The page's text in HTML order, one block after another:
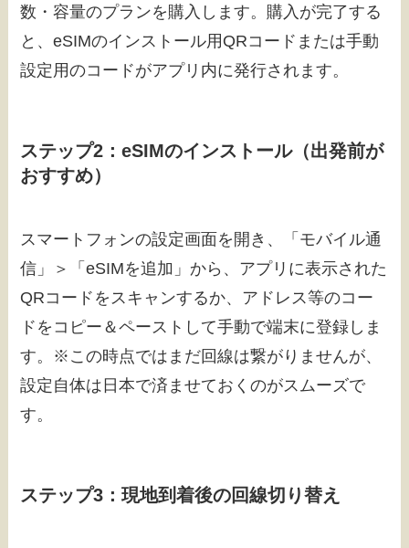
数・容量のプランを購入します。購入が完了する
と、eSIMのインストール用QRコードまたは手動
設定用のコードがアプリ内に発行されます。
ステップ2：eSIMのインストール（出発前が
おすすめ）
スマートフォンの設定画面を開き、「モバイル通
信」＞「eSIMを追加」から、アプリに表示された
QRコードをスキャンするか、アドレス等のコー
ドをコピー＆ペーストして手動で端末に登録しま
す。※この時点ではまだ回線は繋がりませんが、
設定自体は日本で済ませておくのがスムーズで
す。
ステップ3：現地到着後の回線切り替え